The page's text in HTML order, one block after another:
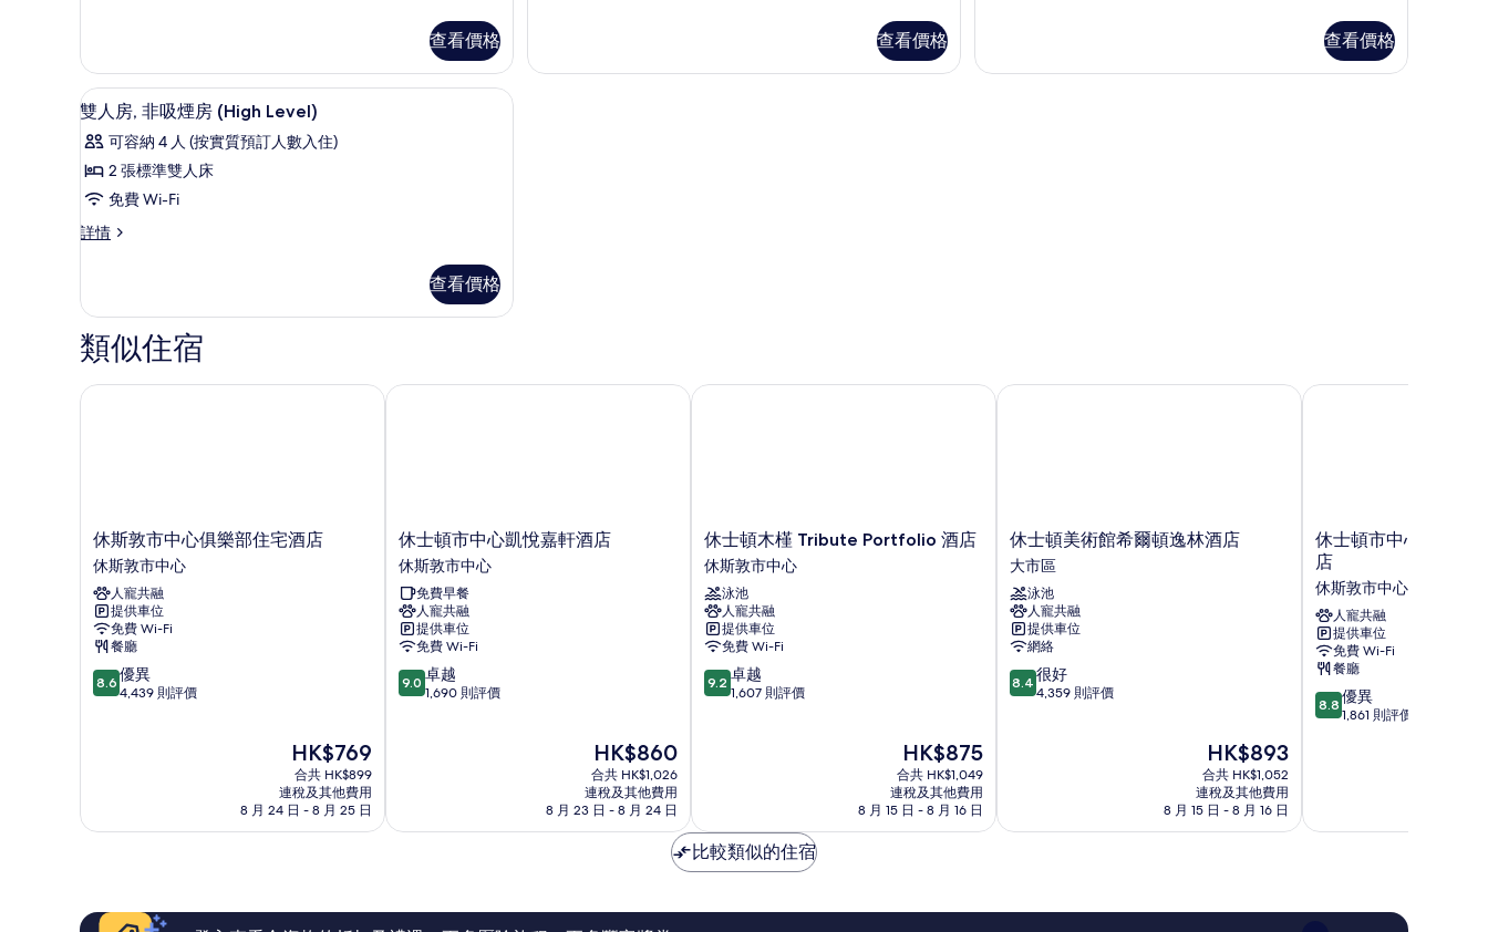
大
雙
人
床
的
相
片
1
張
特
雙
人
詳
情
查看價格
情
查看價格
人
非
查看價格
載
入
所
有
人
非
吸
煙
房
片
雙人房, 非吸煙房 (High Level) | 高級寢具、Tempur-Pedic 床墊、房內夾萬、書桌
6
雙人房, 非吸煙房 (High Level)
可容納 4 人 (按實質預訂人數入住)
2 張標準雙人床
免費 Wi-Fi
詳情
雙
吸
煙
房
(High
Level)
查看價格
類似住宿
休
斯
敦
市
中
心
俱
樂
部
敦
休斯敦市中心俱樂部住宅酒店
休斯敦市中心
人寵共融
提供車位
免費 Wi-Fi
餐廳
8.6
分
異，
價
8.6 優異
4,439 則評價
現
售
HK$769
HK$769
合共 HK$899
連稅及其他費用
8 月 24 日 - 8 月 25 日
休斯敦市中心俱樂部住宅酒店
休
士
頓
市
中
心
凱
悅
嘉
市
休士頓市中心凱悅嘉軒酒店
休斯敦市中心
免費早餐
人寵共融
提供車位
免費 Wi-Fi
9.0
分
越，
價
9.0 卓越
1,690 則評價
現
售
HK$860
HK$860
合共 HK$1,026
連稅及其他費用
8 月 23 日 - 8 月 24 日
休士頓市中心凱悅嘉軒酒店
休
士
頓
木
槿
Tribute
Portfolio
酒
店
休士頓木槿 Tribute Portfolio 酒店
休斯敦市中心
泳池
人寵共融
提供車位
免費 Wi-Fi
9.2
分
越，
1,607
則
價
9.2 卓越
1,607 則評價
現
售
HK$875
HK$875
合共 HK$1,049
連稅及其他費用
8 月 15 日 - 8 月 16 日
休士頓木槿 Tribute Portfolio 酒店
休
士
頓
美
術
館
希
爾
頓
區
休士頓美術館希爾頓逸林酒店
大市區
泳池
人寵共融
提供車位
網絡
8.4
分
好，
價
8.4 很好
4,359 則評價
現
售
HK$893
HK$893
合共 HK$1,052
連稅及其他費用
8 月 15 日 - 8 月 16 日
休士頓美術館希爾頓逸林酒店
休
士
頓
市
中
心
會
議
中
心
店
市
休士頓市中心會議中
店
休斯敦市中心
人寵共融
提供車位
免費 Wi-Fi
餐廳
8.8
分
優
評
8.8 優異
1,861 則評價
休士頓市中心會議中心
比較類似的住宿